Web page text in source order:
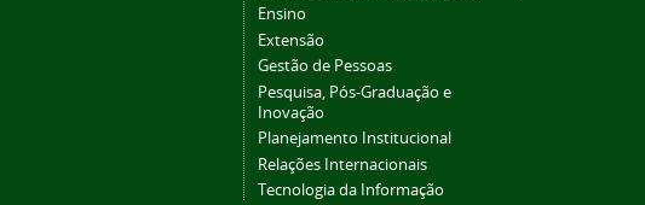
Ensino
Extensão
Gestão de Pessoas
Pesquisa, Pós-Graduação e
Inovação
Planejamento Institucional
Relações Internacionais
Tecnologia da Informação